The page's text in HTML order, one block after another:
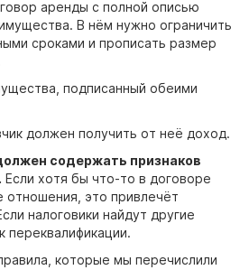
аренды с полной описью
В нём нужно ограничить
сроками и прописать размер
подписанный обеими
должен получить от неё доход.
содержать признаков
Если хотя бы что-то в договоре
отношения, это привлечёт
налоговики найдут другие
переквалификации.
которые мы перечислили